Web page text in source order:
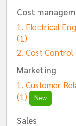
Cost
Electrical
(1)
Cost Control
Marketing
Customer
(1)
New
Sales